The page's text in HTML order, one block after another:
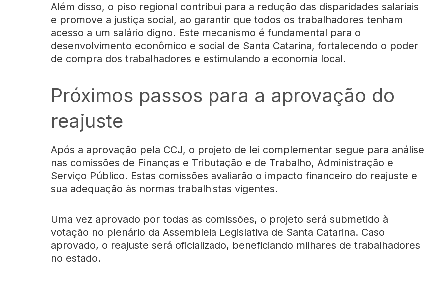
Além disso, o piso regional contribui para a redução das disparidades salariais
e promove a justiça social, ao garantir que todos os trabalhadores tenham
acesso a um salário digno. Este mecanismo é fundamental para o
desenvolvimento econômico e social de Santa Catarina, fortalecendo o poder
de compra dos trabalhadores e estimulando a economia local.
Próximos passos para a aprovação do
reajuste
Após a aprovação pela CCJ, o projeto de lei complementar segue para análise
nas comissões de Finanças e Tributação e de Trabalho, Administração e
Serviço Público. Estas comissões avaliarão o impacto financeiro do reajuste e
sua adequação às normas trabalhistas vigentes.
Uma vez aprovado por todas as comissões, o projeto será submetido à
votação no plenário da Assembleia Legislativa de Santa Catarina. Caso
aprovado, o reajuste será oficializado, beneficiando milhares de trabalhadores
no estado.